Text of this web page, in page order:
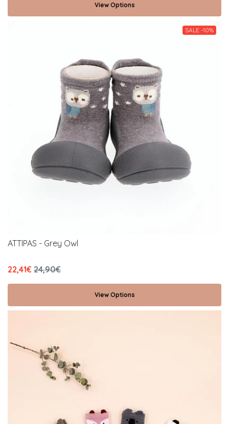
View Options
SALE -10%
ATTIPAS - Grey Owl
22,41€ 24,90€
View Options